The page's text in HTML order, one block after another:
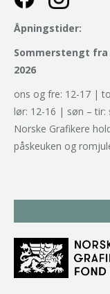
Åpningstider:
Sommerstengt fra
2026
ons og fre: 12-17 |
lør: 12-16 | søn – tir:
Norske Grafikere
påskeuken og